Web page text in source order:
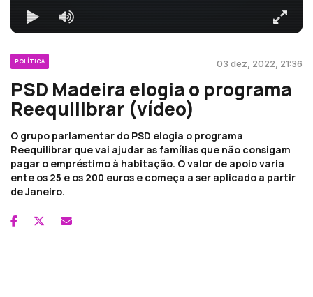
POLÍTICA 03 dez, 2022, 21:36
PSD Madeira elogia o programa
Reequilibrar (vídeo)
O grupo parlamentar do PSD elogia o programa
Reequilibrar que vai ajudar as famílias que não consigam
pagar o empréstimo à habitação. O valor de apoio varia
ente os 25 e os 200 euros e começa a ser aplicado a partir
de Janeiro.